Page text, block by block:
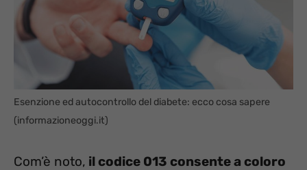
Esenzione ed autocontrollo del diabete: ecco cosa sapere
(informazioneoggi.it)
Com’è noto, il codice 013 consente a coloro